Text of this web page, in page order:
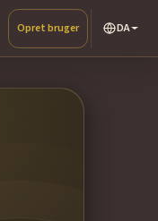
Opret bruger DA